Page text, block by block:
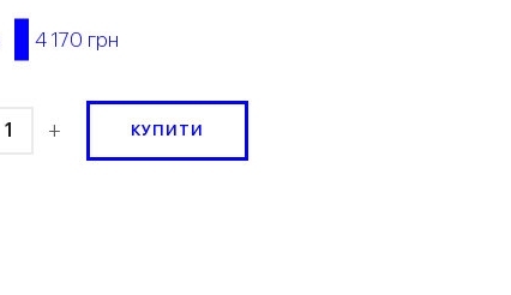
4 170 грн
+ КУПИТИ